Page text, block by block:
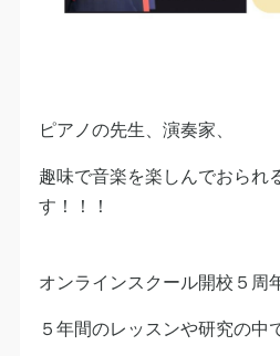
ピアノの先生、演奏家、
趣味で音楽を楽しんでおられ
す！！！
オンラインスクール開校５周
５年間のレッスンや研究の中